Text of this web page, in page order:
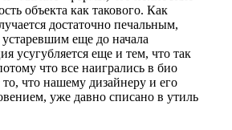
объекта как такового. Как
достаточно печальным,
устаревшим еще до начала
усугубляется еще и тем, что так
что все наигрались в био
что нашему дизайнеру и его
уже давно списано в утиль